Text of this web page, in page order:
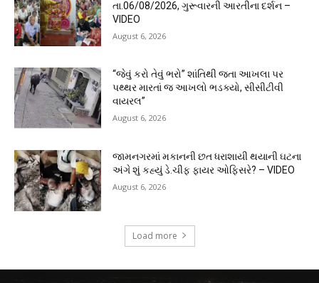
તા.06/08/2026, ગુરૂવારની આરતીના દર્શન –
VIDEO
August 6, 2026
“જેવું કરો તેવું ભરો” શાંતિથી જતા આખલા પર
પથ્થર મારતાં જ આખલો ભડક્યો, સીસીટીવી
વાયરલ”
August 6, 2026
જામનગરમાં મકાનની છત ધરાશાયી થયાની ઘટના
અંગે શું કહ્યું ડે.ચીફ ફાયર ઓફિસરે? – VIDEO
August 6, 2026
Load more